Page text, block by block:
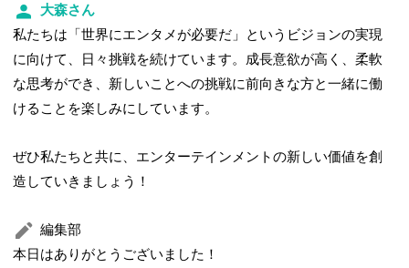
大森さん
私たちは「世界にエンタメが必要だ」というビジョンの実現
に向けて、日々挑戦を続けています。成長意欲が高く、柔軟
な思考ができ、新しいことへの挑戦に前向きな方と一緒に働
けることを楽しみにしています。
ぜひ私たちと共に、エンターテインメントの新しい価値を創
造していきましょう！
編集部
本日はありがとうございました！